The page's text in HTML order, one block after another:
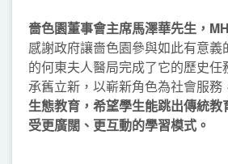
嗇色園董事會主席馬澤華先生， MH
感謝政府讓嗇色園參與如此有意義
的何東夫人醫局完成了它的歷史任
承舊立新，以嶄新角色為社會服務
生態教育，希望學生能跳出傳統
受更廣闊、更互動的學習模式。